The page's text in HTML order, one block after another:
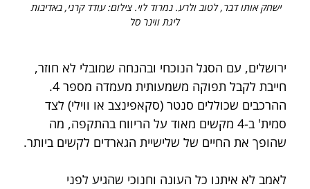
ישחק אותו דבר, לטוב ולרע. נמרוד לוי. צילום: עודד קרני, באדיבות
ליגת ווינר סל
ירושלים, עם הסגל הנוכחי ובהנחה שמובלי לא חוזר,
חייבת לקבל תפוקה משמעותית מעמדה מספר 4.
ההרכבים שכוללים סנטר (סקאפינצב או ווילי) לצד
סמית' ב-4 מקשים מאוד על הריווח בהתקפה, מה
שהופך את החיים של שלישיית הגארדים לקשים ביותר.
לאמב לא איתנו כל העונה וחנוכי שהגיע לפני